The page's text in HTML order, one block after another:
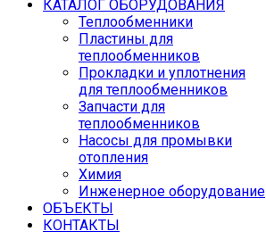
КАТАЛОГ ОБОРУДОВАНИЯ
Теплообменники
Пластины для
теплообменников
Прокладки и уплотнения
для теплообменников
Запчасти для
теплообменников
Насосы для промывки
отопления
Химия
Инженерное оборудование
ОБЪЕКТЫ
КОНТАКТЫ